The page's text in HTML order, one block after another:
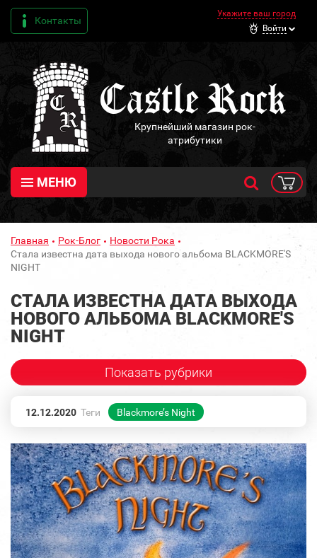
Контакты
Укажите ваш город
Войти
Крупнейший магазин рок-
атрибутики
МЕНЮ
Главная Рок-Блог
Новости Рока
Стала известна дата выхода нового альбома BLACKMORE'S
NIGHT
СТАЛА ИЗВЕСТНА ДАТА ВЫХОДА
НОВОГО АЛЬБОМА BLACKMORE'S
NIGHT
Показать рубрики
12.12.2020 Теги Blackmore’s Night